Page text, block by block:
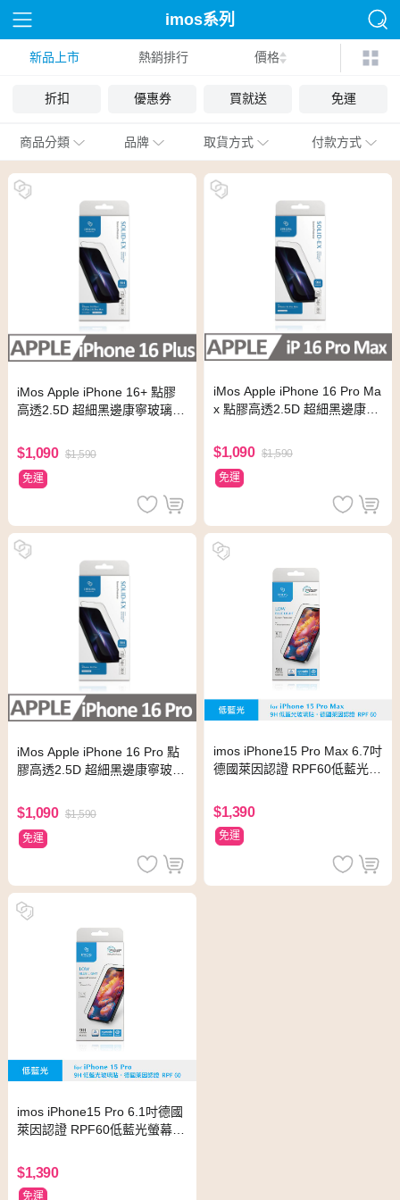
imos系列
新品上市 熱銷排行 價格
折扣 優惠券 買就送 免運
商品分類 品牌 取貨方式 付款方式
iMos Apple iPhone 16+ 點膠
高透2.5D 超細黑邊康寧玻璃螢
$1,090 $1,590
免運
iMos Apple iPhone 16 Pro Ma
x 點膠高透2.5D 超細黑邊康寧
$1,090 $1,590
免運
iMos Apple iPhone 16 Pro 點
膠高透2.5D 超細黑邊康寧玻璃
$1,090 $1,590
免運
imos iPhone15 Pro Max 6.7吋
德國萊因認證 RPF60低藍光螢
$1,390
免運
imos iPhone15 Pro 6.1吋德國
萊因認證 RPF60低藍光螢幕保
$1,390
免運